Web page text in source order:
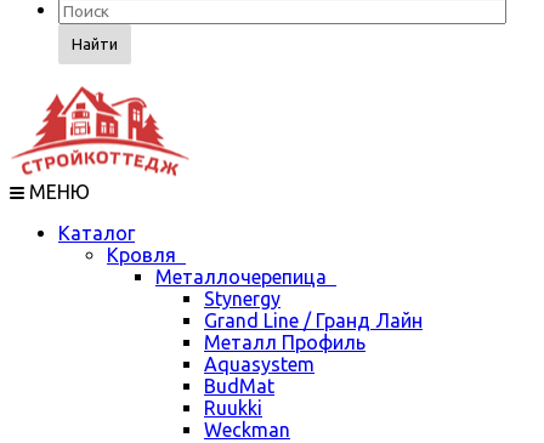
Найти
МЕНЮ
Каталог
Кровля
Металлочерепица
Stynergy
Grand Line / Гранд Лайн
Металл Профиль
Aquasystem
BudMat
Ruukki
Weckman